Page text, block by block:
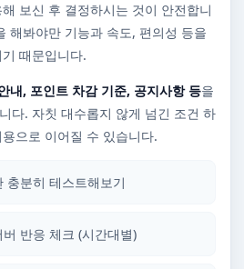
보신 후 결정하시는 것이 안전합니
해봐야만 기능과 속도, 편의성 등을
때문입니다.
내, 포인트 차감 기준, 공지사항 등을
다. 자칫 대수롭지 않게 넘긴 조건 하
으로 이어질 수 있습니다.
충분히 테스트해보기
반응 체크 (시간대별)